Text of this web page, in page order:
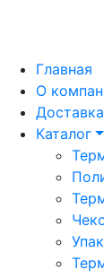
Главная
О
Каталог